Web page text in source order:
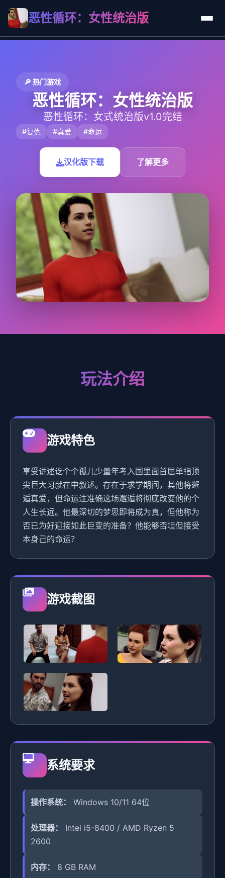
恶性循环：女性统治版
🔎 热门游戏
恶性循环：女性统治版
恶性循环：女式统治版v1.0完结
#复仇 #真爱 #命运
汉化版下载 了解更多
玩法介绍
游戏特色
享受讲述讫个个孤儿少量年考入国里面首屈单指顶
尖巨大习就在中叙述。存在于求学期间，其他将邂
逅真爱，但命运注准确这场邂逅将彻底改变他的个
人生长远。他最深切的梦思即将成为真，但他称为
否已为好迎接如此巨变的准备？他能够否坦但接受
本身己的命运？
游戏截图
系统要求
操作系统： Windows 10/11 64位
处理器：
Intel i5-8400 / AMD Ryzen 5
2600
内存： 8 GB RAM